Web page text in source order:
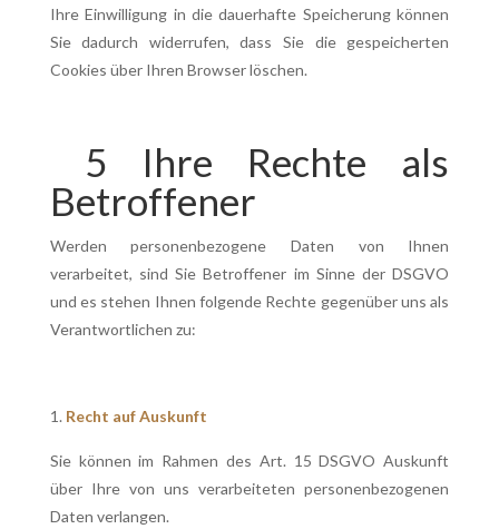
Ihre Einwilligung in die dauerhafte Speicherung können
Sie dadurch widerrufen, dass Sie die gespeicherten
Cookies über Ihren Browser löschen.
5 Ihre Rechte als
Betroffener
Werden personenbezogene Daten von Ihnen
verarbeitet, sind Sie Betroffener im Sinne der DSGVO
und es stehen Ihnen folgende Rechte gegenüber uns als
Verantwortlichen zu:
Recht auf Auskunft
Sie können im Rahmen des Art. 15 DSGVO Auskunft
über Ihre von uns verarbeiteten personenbezogenen
Daten verlangen.